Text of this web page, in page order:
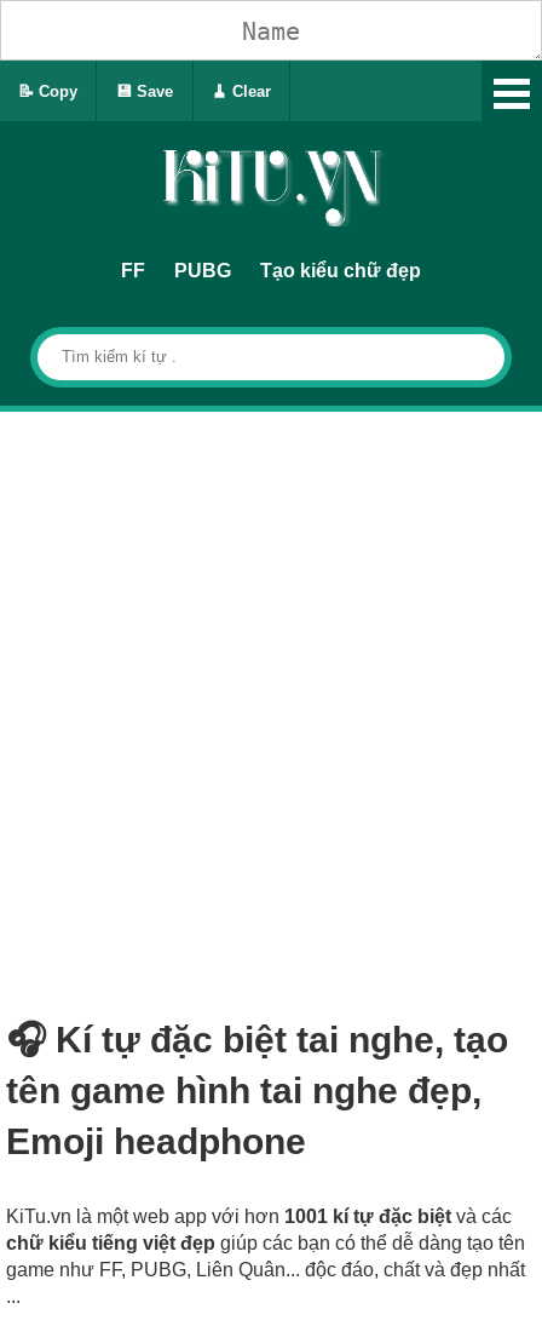
FF PUBG Tạo kiểu chữ đẹp
🎧 Kí tự đặc biệt tai nghe, tạo
tên game hình tai nghe đẹp,
Emoji headphone
KiTu.vn là một web app với hơn 1001 kí tự đặc biệt và các
chữ kiểu tiếng việt đẹp giúp các bạn có thể dễ dàng tạo tên
game như FF, PUBG, Liên Quân... độc đáo, chất và đẹp nhất
...
📝 Copy 💾 Save 🧹 Clear